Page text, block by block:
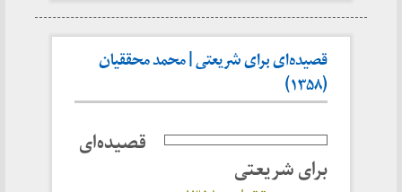
قصیده‌ای برای شریعتی | محمد محققیان
(۱۳۵۸)
قصیده‌ای
برای شریعتی